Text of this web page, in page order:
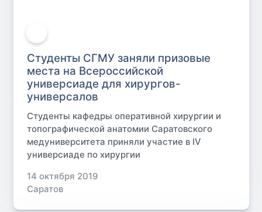
Студенты СГМУ заняли призовые
места на Всероссийской
универсиаде для хирургов-
универсалов
Студенты кафедры оперативной хирургии и
топографической анатомии Саратовского
медуниверситета приняли участие в IV
универсиаде по хирургии
14 октября 2019
Саратов